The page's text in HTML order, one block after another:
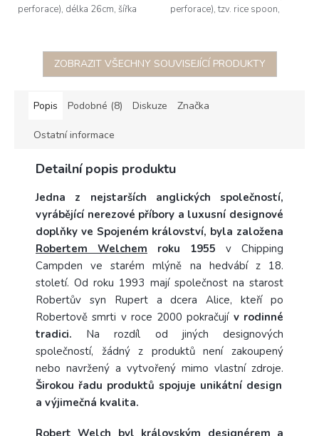
perforace), délka 26cm, šířka
perforace), tzv. rice spoon,
ZOBRAZIT VŠECHNY SOUVISEJÍCÍ PRODUKTY
Popis Podobné (8) Diskuze Značka
Ostatní informace
Detailní popis produktu
Jedna z nejstarších anglických společností,
vyrábějící nerezové příbory a luxusní designové
doplňky ve Spojeném království, byla založena
Robertem Welchem roku 1955 v Chipping
Campden ve starém mlýně na hedvábí z 18.
století. Od roku 1993 mají společnost na starost
Robertův syn Rupert a dcera Alice, kteří po
Robertově smrti v roce 2000 pokračují v rodinné
tradici. Na rozdíl od jiných designových
společností, žádný z produktů není zakoupený
nebo navržený a vytvořený mimo vlastní zdroje.
Širokou řadu produktů spojuje unikátní design
a výjimečná kvalita.
Robert Welch byl královským designérem a